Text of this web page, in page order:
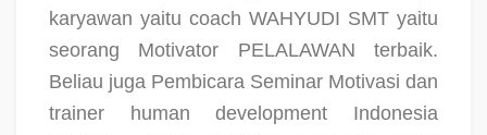
karyawan yaitu coach WAHYUDI SMT yaitu
seorang Motivator PELALAWAN terbaik.
Beliau juga Pembicara Seminar Motivasi dan
trainer human development Indonesia